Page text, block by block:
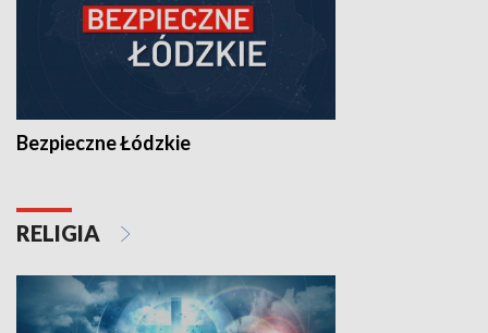
Bezpieczne Łódzkie
RELIGIA